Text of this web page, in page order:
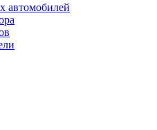
автомобилей